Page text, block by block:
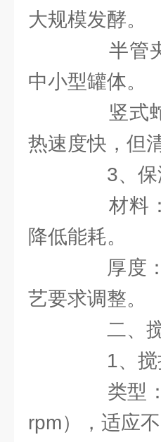
大规模发酵。
半管夹
中小型罐体。
竖式蛇
热速度快，但
3、保
材料：
降低能耗。
厚度：
艺要求调整。
二、搅
1、搅
类型：
rpm），适应